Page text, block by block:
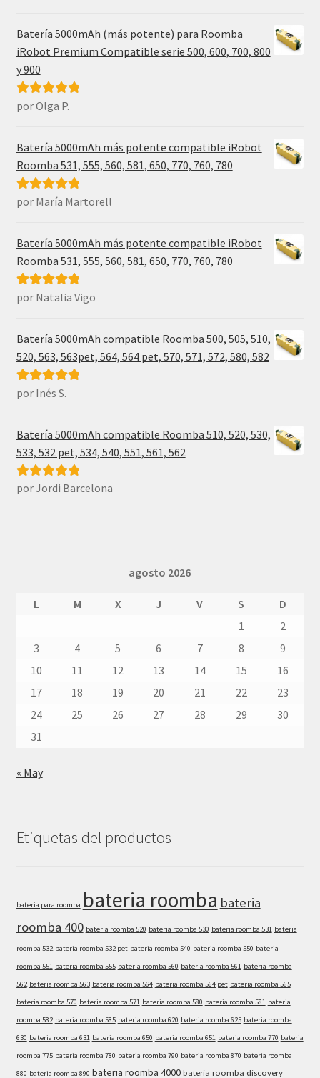
Batería 5000mAh (más potente) para Roomba
iRobot Premium Compatible serie 500, 600, 700, 800
y 900
Valorado con
por Olga P.
Batería 5000mAh más potente compatible iRobot
Roomba 531, 555, 560, 581, 650, 770, 760, 780
Valorado con
por María Martorell
Batería 5000mAh más potente compatible iRobot
Roomba 531, 555, 560, 581, 650, 770, 760, 780
Valorado con
por Natalia Vigo
Batería 5000mAh compatible Roomba 500, 505, 510,
520, 563, 563pet, 564, 564 pet, 570, 571, 572, 580, 582
Valorado con
por Inés S.
Batería 5000mAh compatible Roomba 510, 520, 530,
533, 532 pet, 534, 540, 551, 561, 562
Valorado con
por Jordi Barcelona
agosto 2026
L M X J V S
D
1
2
3
4 5 6 7 8
9
10
11 12 13 14 15
16
17
18 19 20 21 22
23
24
25 26 27 28 29
30
31
« May
Etiquetas del productos
bateria para roomba bateria roomba bateria
roomba 400 bateria roomba 520 bateria roomba 530 bateria roomba 531 bateria
roomba 532 bateria roomba 532 pet bateria roomba 540 bateria roomba 550 bateria
roomba 551 bateria roomba 555 bateria roomba 560 bateria roomba 561 bateria roomba
562 bateria roomba 563 bateria roomba 564 bateria roomba 564 pet bateria roomba 565
bateria roomba 570 bateria roomba 571 bateria roomba 580 bateria roomba 581 bateria
roomba 582 bateria roomba 585 bateria roomba 620 bateria roomba 625 bateria roomba
630 bateria roomba 631 bateria roomba 650 bateria roomba 651 bateria roomba 770 bateria
roomba 775 bateria roomba 780 bateria roomba 790 bateria roomba 870 bateria roomba
880 bateria roomba 890 bateria roomba 4000 bateria roomba discovery